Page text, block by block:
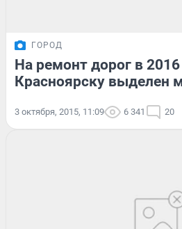
ГОРОД
На ремонт дорог в 2016
Красноярску выделен
3 октября, 2015, 11:09 6 341 20